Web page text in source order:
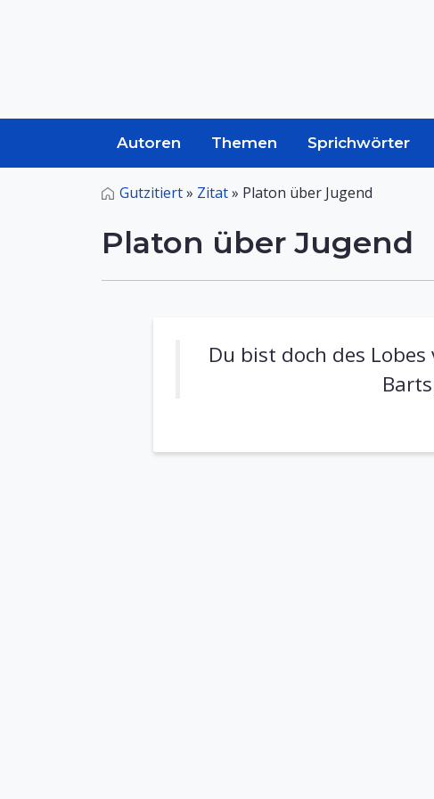
Autoren Themen Sprichwörter
Gutzitiert» Zitat» Platon über Jugend
Platon über Jugend
Du bist doch des